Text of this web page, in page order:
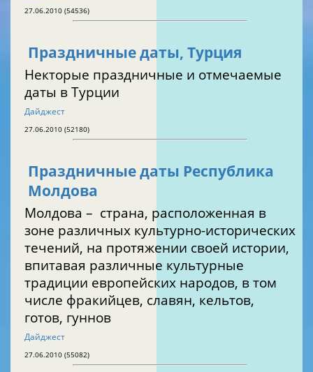
27.06.2010 (54536)
Праздничные даты, Турция
Некторые праздничные и отмечаемые
даты в Турции
Дайджест
27.06.2010 (52180)
Праздничные даты Республика
Молдова
Молдова – страна, расположенная в
зоне различных культурно-исторических
течений, на протяжении своей истории,
впитавая различные культурные
традиции европейских народов, в том
числе фракийцев, славян, кельтов,
готов, гуннов
Дайджест
27.06.2010 (55082)